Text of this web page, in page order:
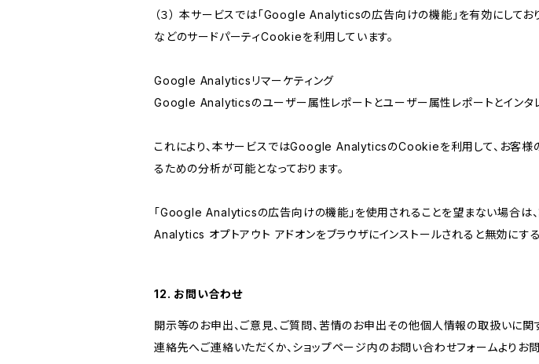
（３） 本サービスでは「Google Analyticsの広告向けの機能」を有効にし
などのサードパーティCookieを利用しています。
Google Analyticsリマーケティング
Google Analyticsのユーザー属性レポートとユーザー属性レポートとインタ
これにより、本サービスではGoogle AnalyticsのCookieを利用して、お客様
るための分析が可能となっております。
「Google Analyticsの広告向けの機能」を使用されることを望まない場合は
Analytics オプトアウト アドオンをブラウザにインストールされると無効にする
12. お問い合わせ
開示等のお申出、ご意見、ご質問、苦情のお申出その他個人情報の取扱いに
連絡先へご連絡いただくか、ショップページ内のお問い合わせフォームよりお